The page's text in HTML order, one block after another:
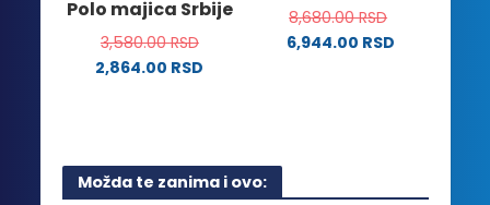
mogu
biti
izabrane
biti
izabrane
Polo majica Srbije
3,580.00RSD
2,864.00 RSD
više
varijanti.
8,680.00RSD
6,944.00 RSD
Možda te zanima i ovo: